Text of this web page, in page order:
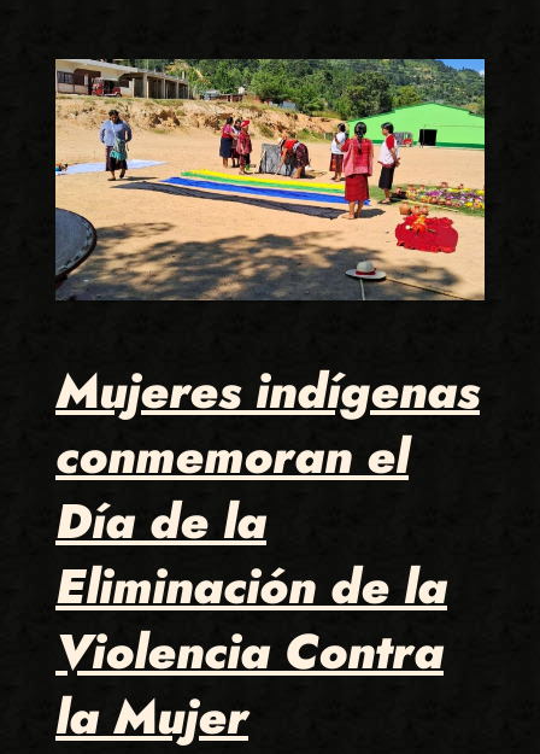
Mujeres indígenas
conmemoran el
Día de la
Eliminación de la
Violencia Contra
la Mujer